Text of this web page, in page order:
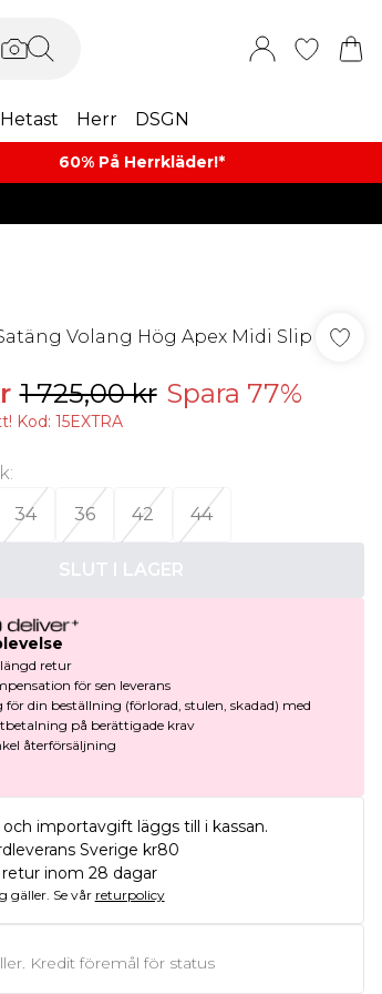
Hetast Herr DSGN
60% På Herrkläder!*​
Volang Hög Apex Midi Slip
1 725,00 kr Spara 77%
Kod: 15EXTRA
:
34 36 42 44
SLUT I LAGER
retur
för sen leverans
för din beställning (förlorad, stulen, skadad) med
på berättigade krav
återförsäljning
och importavgift läggs till i kassan.
Sverige kr80
inom 28 dagar
gäller. Se vår returpolicy
Kredit föremål för status